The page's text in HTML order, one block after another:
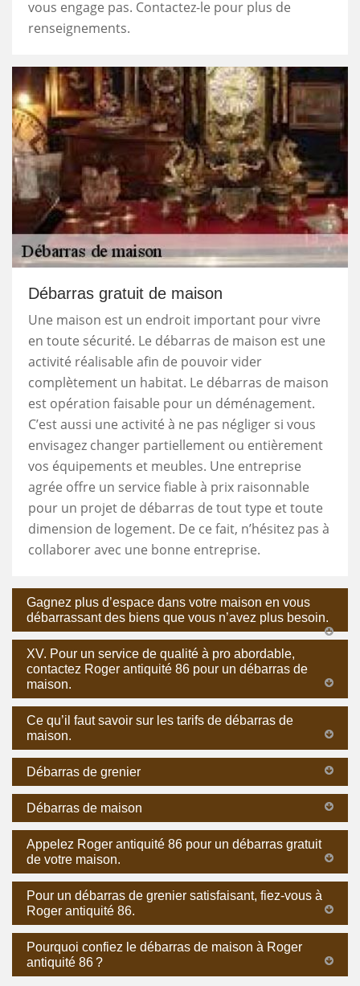
vous engage pas. Contactez-le pour plus de
renseignements.
Débarras gratuit de maison
Une maison est un endroit important pour vivre
en toute sécurité. Le débarras de maison est une
activité réalisable afin de pouvoir vider
complètement un habitat. Le débarras de maison
est opération faisable pour un déménagement.
C’est aussi une activité à ne pas négliger si vous
envisagez changer partiellement ou entièrement
vos équipements et meubles. Une entreprise
agrée offre un service fiable à prix raisonnable
pour un projet de débarras de tout type et toute
dimension de logement. De ce fait, n’hésitez pas à
collaborer avec une bonne entreprise.
Gagnez plus d’espace dans votre maison en vous
débarrassant des biens que vous n’avez plus besoin.
XV. Pour un service de qualité à pro abordable,
contactez Roger antiquité 86 pour un débarras de
maison.
Ce qu’il faut savoir sur les tarifs de débarras de
maison.
Débarras de grenier
Débarras de maison
Appelez Roger antiquité 86 pour un débarras gratuit
de votre maison.
Pour un débarras de grenier satisfaisant, fiez-vous à
Roger antiquité 86.
Pourquoi confiez le débarras de maison à Roger
antiquité 86 ?